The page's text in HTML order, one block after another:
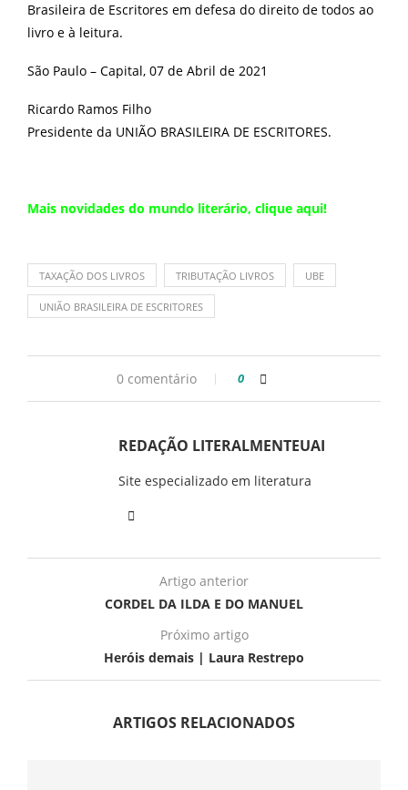
Brasileira de Escritores em defesa do direito de todos ao
livro e à leitura.
São Paulo – Capital, 07 de Abril de 2021
Ricardo Ramos Filho
Presidente da UNIÃO BRASILEIRA DE ESCRITORES.
Mais novidades do mundo literário, clique aqui!
TAXAÇÃO DOS LIVROS TRIBUTAÇÃO LIVROS UBE
UNIÃO BRASILEIRA DE ESCRITORES
0 comentário 0
REDAÇÃO LITERALMENTEUAI
Site especializado em literatura
Artigo anterior
CORDEL DA ILDA E DO MANUEL
Próximo artigo
Heróis demais | Laura Restrepo
ARTIGOS RELACIONADOS